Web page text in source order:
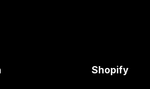
Shopify